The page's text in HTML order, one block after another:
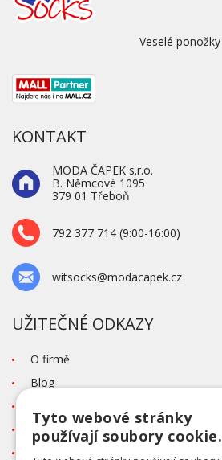
Veselé ponožky
KONTAKT
MODA ČAPEK s.r.o.
B. Němcové 1095
379 01 Třeboň
792 377 714 (9:00-16:00)
witsocks@modacapek.cz
UŽITEČNÉ ODKAZY
O firmě
Blog
Tabulka velikostí
Tyto webové stránky
používají soubory cookie.